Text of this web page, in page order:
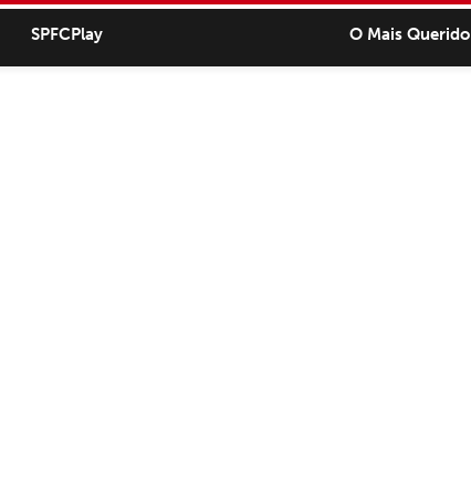
SPFCPlay O Mais Querido